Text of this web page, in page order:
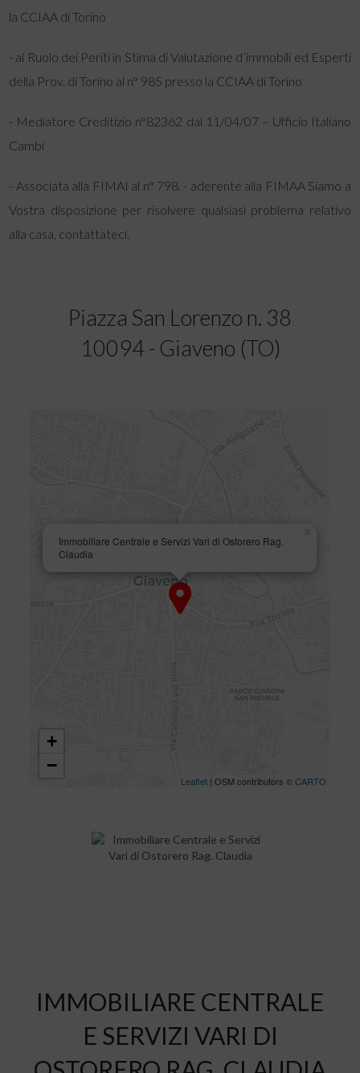
la CCIAA di Torino
- al Ruolo dei Periti in Stima di Valutazione d’immobili ed Esperti
della Prov. di Torino al n° 985 presso la CCIAA di Torino
- Mediatore Creditizio n°82362 dal 11/04/07 – Ufficio Italiano
Cambi
- Associata alla FIMAI al n° 798. - aderente alla FIMAA Siamo a
Vostra disposizione per risolvere qualsiasi problema relativo
alla casa, contattateci.
Piazza San Lorenzo n. 38
10094 - Giaveno (TO)
Immobiliare Centrale e Servizi Vari di Ostorero Rag.
Claudia
+
−
Leaflet | OSM contributors ©CARTO
IMMOBILIARE CENTRALE
E SERVIZI VARI DI